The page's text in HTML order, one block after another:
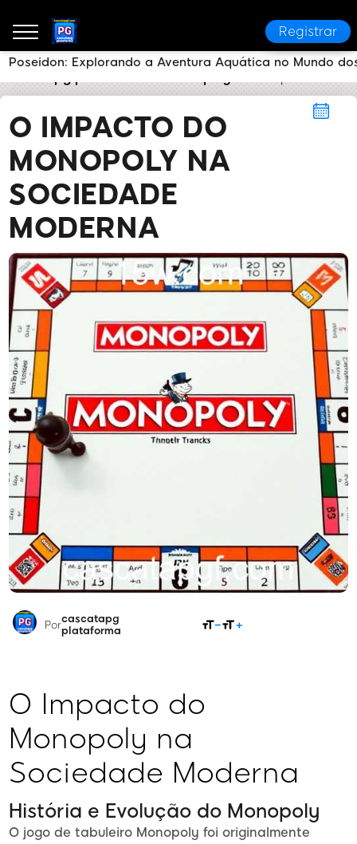
Registrar
O IMPACTO DO
MONOPOLY NA
SOCIEDADE
MODERNA
Porcascatapg
plataforma
O Impacto do
Monopoly na
Sociedade Moderna
História e Evolução do Monopoly
O jogo de tabuleiro Monopoly foi originalmente
Poseidon: Explorando a Aventura Aquática no Mundo